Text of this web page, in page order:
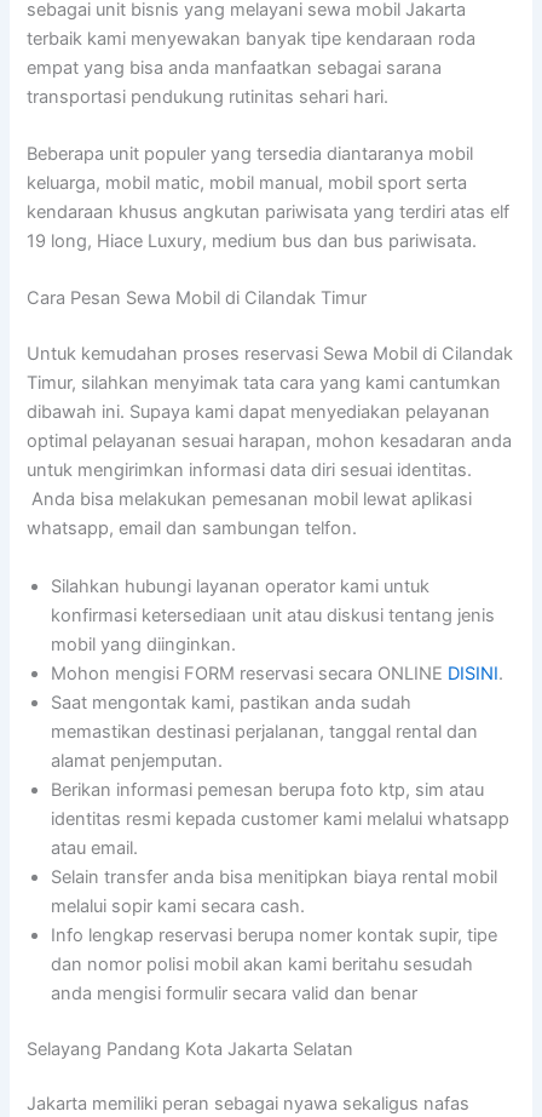
sebagai unit bisnis yang melayani sewa mobil Jakarta
terbaik kami menyewakan banyak tipe kendaraan roda
empat yang bisa anda manfaatkan sebagai sarana
transportasi pendukung rutinitas sehari hari.
Beberapa unit populer yang tersedia diantaranya mobil
keluarga, mobil matic, mobil manual, mobil sport serta
kendaraan khusus angkutan pariwisata yang terdiri atas elf
19 long, Hiace Luxury, medium bus dan bus pariwisata.
Cara Pesan Sewa Mobil di Cilandak Timur
Untuk kemudahan proses reservasi Sewa Mobil di Cilandak
Timur, silahkan menyimak tata cara yang kami cantumkan
dibawah ini. Supaya kami dapat menyediakan pelayanan
optimal pelayanan sesuai harapan, mohon kesadaran anda
untuk mengirimkan informasi data diri sesuai identitas.
Anda bisa melakukan pemesanan mobil lewat aplikasi
whatsapp, email dan sambungan telfon.
Silahkan hubungi layanan operator kami untuk
konfirmasi ketersediaan unit atau diskusi tentang jenis
mobil yang diinginkan.
Mohon mengisi FORM reservasi secara ONLINE DISINI.
Saat mengontak kami, pastikan anda sudah
memastikan destinasi perjalanan, tanggal rental dan
alamat penjemputan.
Berikan informasi pemesan berupa foto ktp, sim atau
identitas resmi kepada customer kami melalui whatsapp
atau email.
Selain transfer anda bisa menitipkan biaya rental mobil
melalui sopir kami secara cash.
Info lengkap reservasi berupa nomer kontak supir, tipe
dan nomor polisi mobil akan kami beritahu sesudah
anda mengisi formulir secara valid dan benar
Selayang Pandang Kota Jakarta Selatan
Jakarta memiliki peran sebagai nyawa sekaligus nafas